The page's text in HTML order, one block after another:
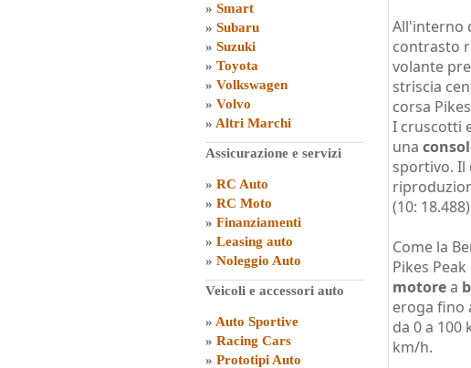
» Smart
» Subaru
» Suzuki
» Toyota
» Volkswagen
» Volvo
» Altri Marchi
Assicurazione e servizi
» RC Auto
» RC Moto
» Finanziamenti
» Leasing auto
» Noleggio Auto
Veicoli e accessori auto
» Auto Sportive
» Racing Cars
» Prototipi Auto
All'interno
contrasto
volante
striscia
corsa
I cruscotti
una
sportivo. Il
(10:
Come la
Pikes
motorea
eroga fino
da 0 a 100
km/h.